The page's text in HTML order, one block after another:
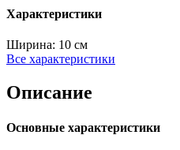
Характеристики
Ширина: 10 см
Все характеристики
Описание
Основные характеристики